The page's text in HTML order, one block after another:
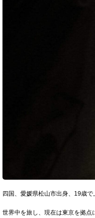
四国、愛媛県松山市出身、19歳
世界中を旅し、現在は東京を拠